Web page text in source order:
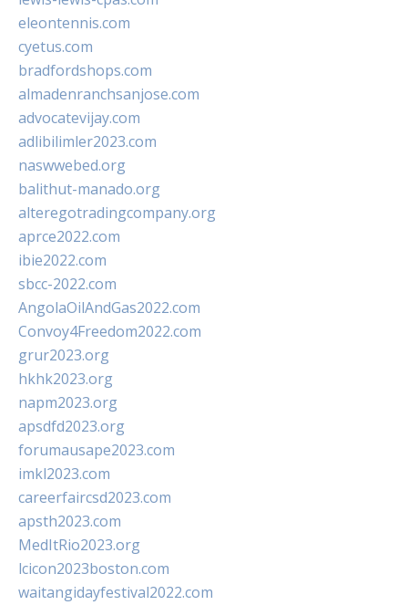
eleontennis.com
cyetus.com
bradfordshops.com
almadenranchsanjose.com
advocatevijay.com
adlibilimler2023.com
naswwebed.org
balithut-manado.org
alteregotradingcompany.org
aprce2022.com
ibie2022.com
sbcc-2022.com
AngolaOilAndGas2022.com
Convoy4Freedom2022.com
grur2023.org
hkhk2023.org
napm2023.org
apsdfd2023.org
forumausape2023.com
imkl2023.com
careerfaircsd2023.com
apsth2023.com
MedItRio2023.org
lcicon2023boston.com
waitangidayfestival2022.com